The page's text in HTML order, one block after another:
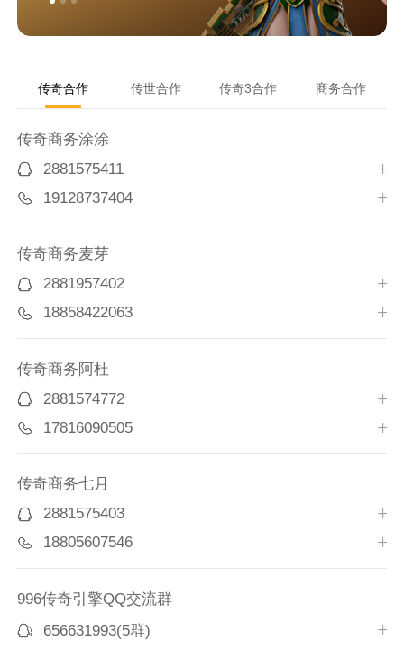
传奇合作 传世合作 传奇3合作 商务合作
传奇商务涂涂
2881575411
19128737404
传奇商务麦芽
2881957402
18858422063
传奇商务阿杜
2881574772
17816090505
传奇商务七月
2881575403
18805607546
996传奇引擎QQ交流群
656631993(5群)